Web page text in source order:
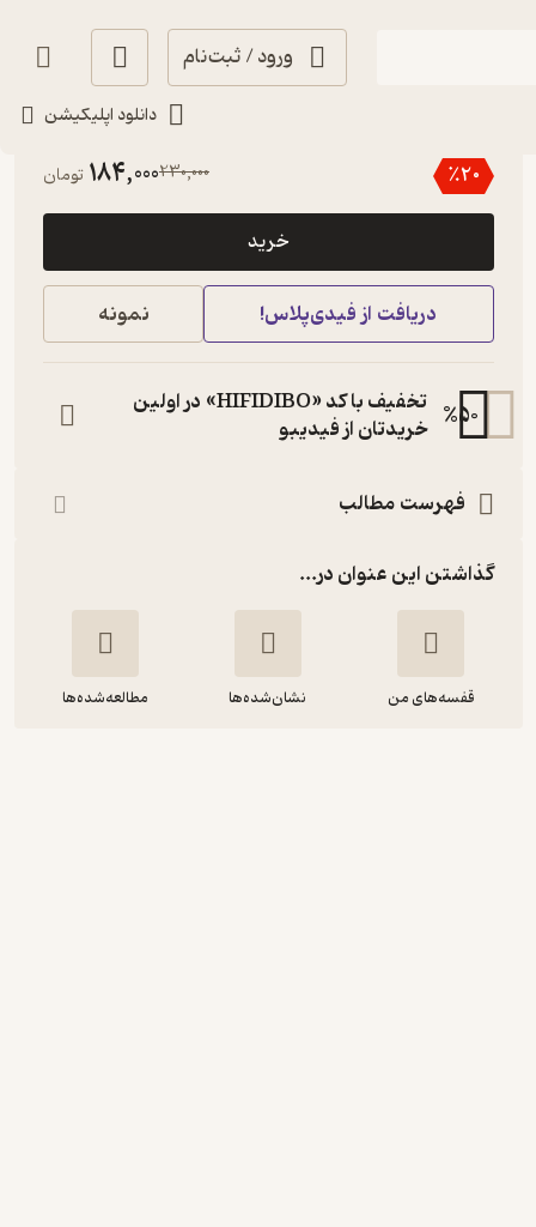
ورود / ثبت‌نام
دانلود اپلیکیشن
٪20
230,000
184,000 تومان
خرید
دریافت از فیدی‌پلاس! نمونه
%50
تخفیف با کد «HIFIDIBO» در اولین
خریدتان از فیدیبو
فهرست مطالب
گذاشتن این عنوان در...
قفسه‌های من نشان‌شده‌ها مطالعه‌شده‌ها